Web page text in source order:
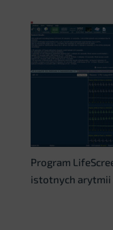
Program
istotnych arytmii